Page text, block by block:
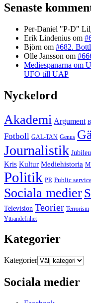
Senaste
Per-Daniel "P-D"
Erik Lindenius om
Björn om #682.
Olle Jansson om
Mediespanarna om
UFO till UAP
Nyckelord
Akademi Argument
Fotboll GAL-TAN Genus
Journalistik
Kris Kultur Mediehistoria
Politik PR Public
Sociala medier
Television Teorier Terrorism
Yttrandefrihet
Kategorier
Kategorier
Sociala medier